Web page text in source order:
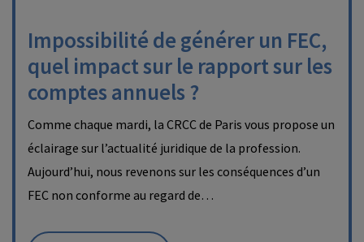
Impossibilité de générer un FEC,
quel impact sur le rapport sur les
comptes annuels ?
Comme chaque mardi, la CRCC de Paris vous propose un
éclairage sur l’actualité juridique de la profession.
Aujourd’hui, nous revenons sur les conséquences d’un
FEC non conforme au regard de…